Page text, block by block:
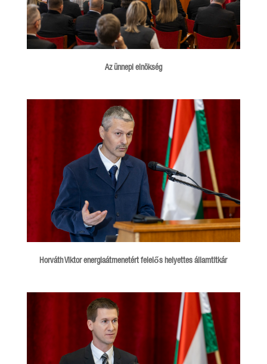
Az ünnepi elnökség
Horváth Viktor energiaátmenetért felelős helyettes államtitkár